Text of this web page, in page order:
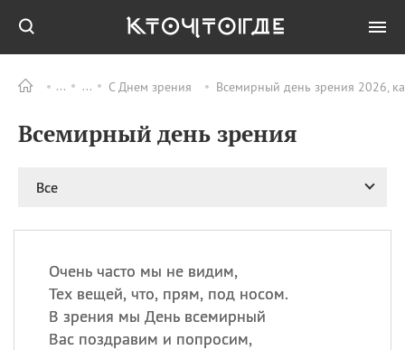
С Днем зрения Всемирный день зрения 2026,
Всемирный день зрения
Все
Очень часто мы не видим,
Тех вещей, что, прям, под носом.
В зрения мы День всемирный
Вас поздравим и попросим,
ПРАЗДНИКИ Все
06.08 Преображение
Господне у западных
Бориса и Глеба, во
Романа и Давида
07.08 День ассирийских
мучеников
07.08 Национальный день